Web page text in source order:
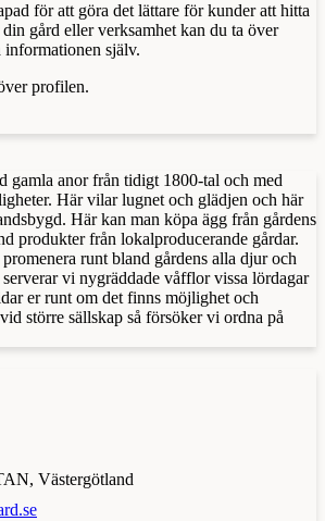
för att göra det lättare för kunder att hitta
gård eller verksamhet kan du ta över
själv.
profilen.
gamla anor från tidigt 1800-tal och med
Här vilar lugnet och glädjen och här
Här kan man köpa ägg från gårdens
produkter från lokalproducerande gårdar.
runt bland gårdens alla djur och
vi nygräddade våfflor vissa lördagar
er runt om det finns möjlighet och
större sällskap så försöker vi ordna på
, Västergötland